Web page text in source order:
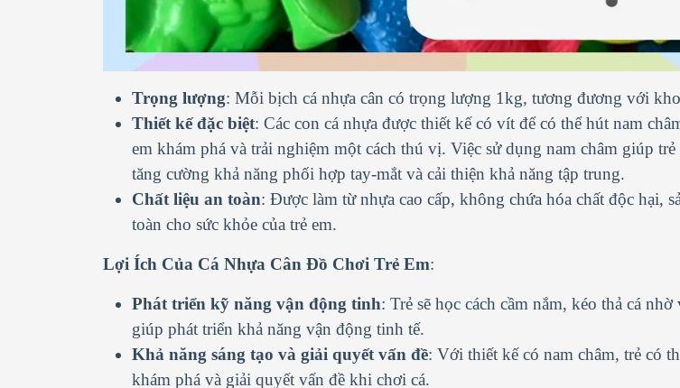
Trọng lượng: Mỗi bịch cá nhựa cân có trọng lượng 1kg, tương đương với
Thiết kế đặc biệt: Các con cá nhựa được thiết kế có vít để có thể hút nam
em khám phá và trải nghiệm một cách thú vị. Việc sử dụng nam châm giúp
tăng cường khả năng phối hợp tay-mắt và cải thiện khả năng tập trung.
Chất liệu an toàn: Được làm từ nhựa cao cấp, không chứa hóa chất độc hại,
toàn cho sức khỏe của trẻ em.
Lợi Ích Của Cá Nhựa Cân Đồ Chơi Trẻ Em:
Phát triển kỹ năng vận động tinh: Trẻ sẽ học cách cầm nắm, kéo thả cá
giúp phát triển khả năng vận động tinh tế.
Khả năng sáng tạo và giải quyết vấn đề: Với thiết kế có nam châm, trẻ có
khám phá và giải quyết vấn đề khi chơi cá.